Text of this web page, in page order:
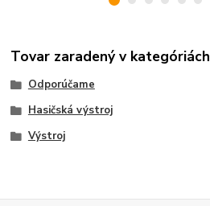
Tovar zaradený v kategóriách
Odporúčame
Hasičská výstroj
Výstroj